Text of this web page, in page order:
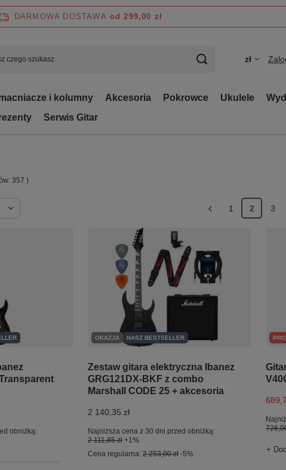
DARMOWA DOSTAWA od 299,00 zł
zł
i kolumny Akcesoria Pokrowce Ukulele
Serwis Gitar
357 )
1 2 3
obniżką:
OKAZJA NASZ BESTSELLER
Zestaw gitara elektryczna Ibanez
GRG121DX-BKF z combo
Marshall CODE 25 + akcesoria
2 140,35 zł
Najniższa cena z 30 dni przed obniżką:
2 111,85 zł +1%
Cena regularna: 2 253,00 zł -5% +